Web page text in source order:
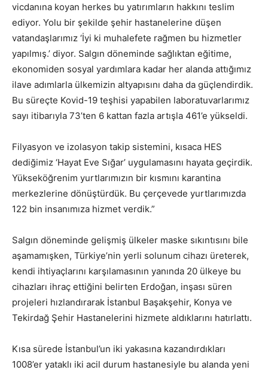
vicdanına koyan herkes bu yatırımların hakkını teslim
ediyor. Yolu bir şekilde şehir hastanelerine düşen
vatandaşlarımız ‘İyi ki muhalefete rağmen bu hizmetler
yapılmış.’ diyor. Salgın döneminde sağlıktan eğitime,
ekonomiden sosyal yardımlara kadar her alanda attığımız
ilave adımlarla ülkemizin altyapısını daha da güçlendirdik.
Bu süreçte Kovid-19 teşhisi yapabilen laboratuvarlarımız
sayı itibarıyla 73’ten 6 kattan fazla artışla 461’e yükseldi.
Filyasyon ve izolasyon takip sistemini, kısaca HES
dediğimiz ‘Hayat Eve Sığar’ uygulamasını hayata geçirdik.
Yükseköğrenim yurtlarımızın bir kısmını karantina
merkezlerine dönüştürdük. Bu çerçevede yurtlarımızda
122 bin insanımıza hizmet verdik.”
Salgın döneminde gelişmiş ülkeler maske sıkıntısını bile
aşamamışken, Türkiye’nin yerli solunum cihazı üreterek,
kendi ihtiyaçlarını karşılamasının yanında 20 ülkeye bu
cihazları ihraç ettiğini belirten Erdoğan, inşası süren
projeleri hızlandırarak İstanbul Başakşehir, Konya ve
Tekirdağ Şehir Hastanelerini hizmete aldıklarını hatırlattı.
Kısa sürede İstanbul’un iki yakasına kazandırdıkları
1008’er yataklı iki acil durum hastanesiyle bu alanda yeni